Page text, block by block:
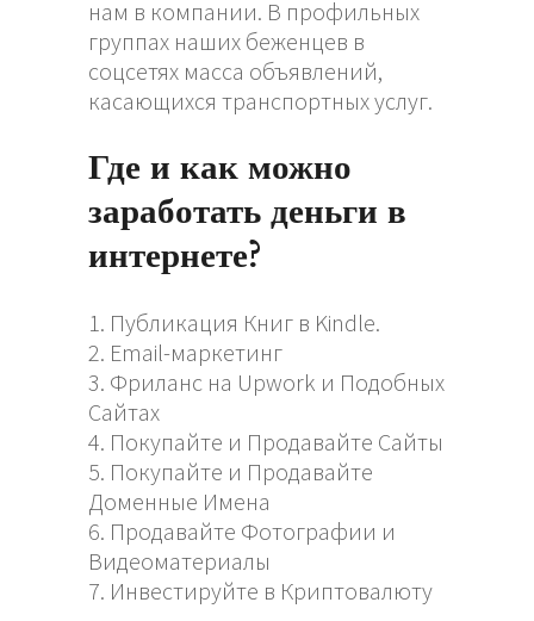
нам в компании. В профильных
группах наших беженцев в
соцсетях масса объявлений,
касающихся транспортных услуг.
Где и как можно
заработать деньги в
интернете?
Публикация Книг в Kindle.
Email-маркетинг
Фриланс на Upwork и Подобных
Сайтах
Покупайте и Продавайте Сайты
Покупайте и Продавайте
Доменные Имена
Продавайте Фотографии и
Видеоматериалы
Инвестируйте в Криптовалюту